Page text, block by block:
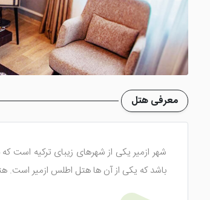
معرفی هتل
شهر ازمیر یکی از شهرهای زیبای ترکیه است
باشد که یکی از آن ها هتل اطلس ازمیر است.